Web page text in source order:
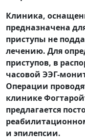
Клиника,
предназначена
приступы не
лечению. Для
приступов, в
часовой ЭЭГ-
Операции
клинике
предлагается
и эпилепсии.